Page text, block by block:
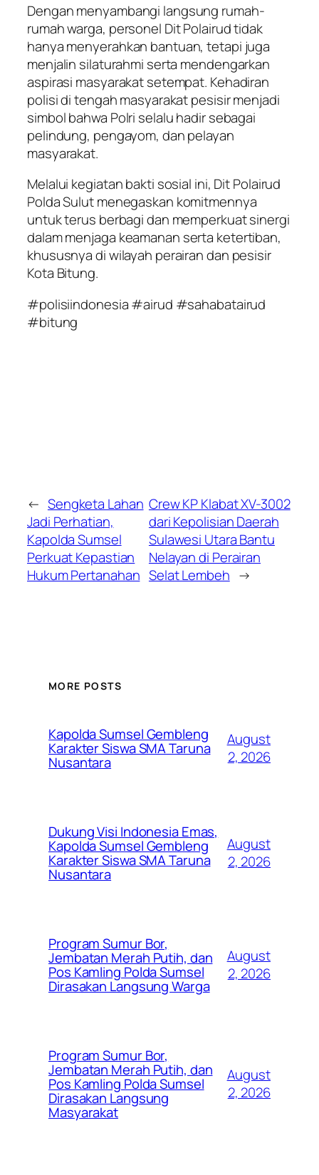
Dengan menyambangi langsung rumah-
rumah warga, personel Dit Polairud tidak
hanya menyerahkan bantuan, tetapi juga
menjalin silaturahmi serta mendengarkan
aspirasi masyarakat setempat. Kehadiran
polisi di tengah masyarakat pesisir menjadi
simbol bahwa Polri selalu hadir sebagai
pelindung, pengayom, dan pelayan
masyarakat.
Melalui kegiatan bakti sosial ini, Dit Polairud
Polda Sulut menegaskan komitmennya
untuk terus berbagi dan memperkuat sinergi
dalam menjaga keamanan serta ketertiban,
khususnya di wilayah perairan dan pesisir
Kota Bitung.
#polisiindonesia #airud #sahabatairud
#bitung
← Sengketa Lahan
Jadi Perhatian,
Kapolda Sumsel
Perkuat Kepastian
Hukum Pertanahan
Crew KP Klabat XV-3002
dari Kepolisian Daerah
Sulawesi Utara Bantu
Nelayan di Perairan
Selat Lembeh →
MORE POSTS
Kapolda Sumsel Gembleng
Karakter Siswa SMA Taruna
Nusantara
August
2, 2026
Dukung Visi Indonesia Emas,
Kapolda Sumsel Gembleng
Karakter Siswa SMA Taruna
Nusantara
August
2, 2026
Program Sumur Bor,
Jembatan Merah Putih, dan
Pos Kamling Polda Sumsel
Dirasakan Langsung Warga
August
2, 2026
Program Sumur Bor,
Jembatan Merah Putih, dan
Pos Kamling Polda Sumsel
Dirasakan Langsung
Masyarakat
August
2, 2026